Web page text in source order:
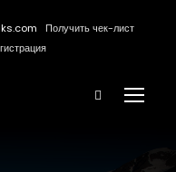
Получить чек-лист